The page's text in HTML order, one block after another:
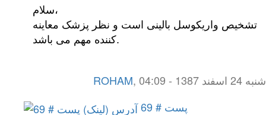
سلام،
تشخیص واریکوسل بالینی است و نظر پزشک معاینه
کننده مهم می باشد.
ROHAM,
شنبه 24 اسفند 1387 - 04:09
پست # 69